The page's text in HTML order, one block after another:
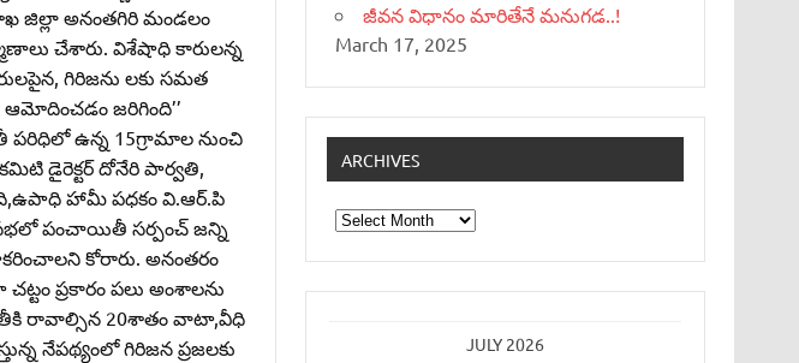
జిల్లా అనంతగిరి మండలం
చేశారు. విశేషాధి కారులన్న
గిరిజను లకు సమత
జరిగింది’’
ఉన్న 15గ్రామాల నుంచి
డైరెక్టర్‌ దోనేరి పార్వతి,
హామీ పధకం వి.ఆర్‌.పి
పంచాయితీ సర్పంచ్‌ జన్ని
కోరారు. అనంతరం
ప్రకారం పలు అంశాలను
యితీకి రావాల్సిన 20శాతం వాటా,వీధి
నేపథ్యంలో గిరిజన ప్రజలకు
జీవన విధానం మారితేనే మనుగడ..!
March 17, 2025
ARCHIVES
Archives
JULY 2026